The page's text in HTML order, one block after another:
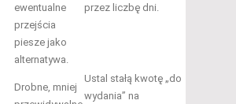
ewentualne
przejścia
piesze jako
alternatywa.
przez liczbę dni.
Drobne, mniej
Ustal stałą kwotę „do
wydania” na